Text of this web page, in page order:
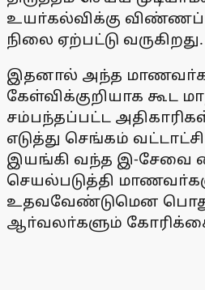
உயா்கல்விக்கு
நிலை ஏற்பட்டு வருகிறது.
இதனால் அந்த
கேள்விக்குறியாக கூட
சம்பந்தப்பட்ட
எடுத்து செங்கம்
இயங்கி வந்த இ-சேவை
செயல்படுத்தி
உதவவேண்டுமென
ஆா்வலா்களும்